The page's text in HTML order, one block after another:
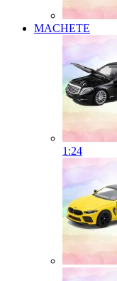
MACHETE
1:24